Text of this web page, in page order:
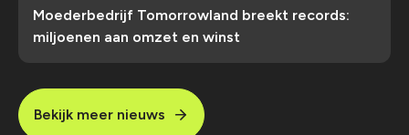
Moederbedrijf Tomorrowland breekt records:
miljoenen aan omzet en winst
Bekijk meer nieuws